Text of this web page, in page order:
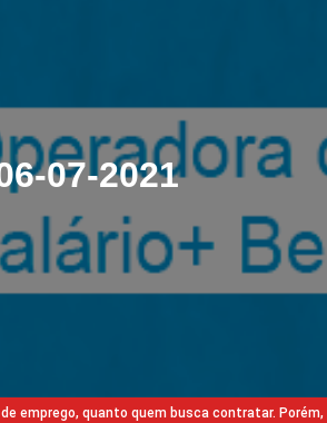
07-2021
emprego, quanto quem busca contratar.